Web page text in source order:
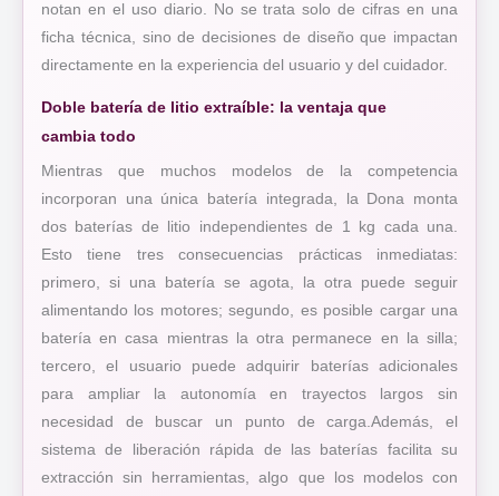
notan en el uso diario. No se trata solo de cifras en una
ficha técnica, sino de decisiones de diseño que impactan
directamente en la experiencia del usuario y del cuidador.
Doble batería de litio extraíble: la ventaja que
cambia todo
Mientras que muchos modelos de la competencia
incorporan una única batería integrada, la Dona monta
dos baterías de litio independientes de 1 kg cada una.
Esto tiene tres consecuencias prácticas inmediatas:
primero, si una batería se agota, la otra puede seguir
alimentando los motores; segundo, es posible cargar una
batería en casa mientras la otra permanece en la silla;
tercero, el usuario puede adquirir baterías adicionales
para ampliar la autonomía en trayectos largos sin
necesidad de buscar un punto de carga.Además, el
sistema de liberación rápida de las baterías facilita su
extracción sin herramientas, algo que los modelos con